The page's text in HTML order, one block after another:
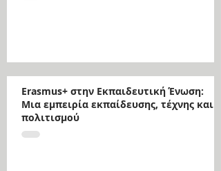
Erasmus+ στην Εκπαιδευτική Ένωση:
Μια εμπειρία εκπαίδευσης, τέχνης και
πολιτισμού